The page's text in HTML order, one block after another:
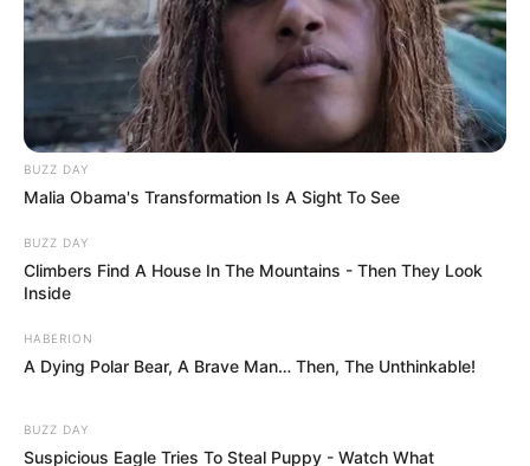
BUZZ DAY
Malia Obama's Transformation Is A Sight To See
BUZZ DAY
Climbers Find A House In The Mountains - Then They Look
Inside
HABERION
A Dying Polar Bear, A Brave Man… Then, The Unthinkable!
BUZZ DAY
Suspicious Eagle Tries To Steal Puppy - Watch What